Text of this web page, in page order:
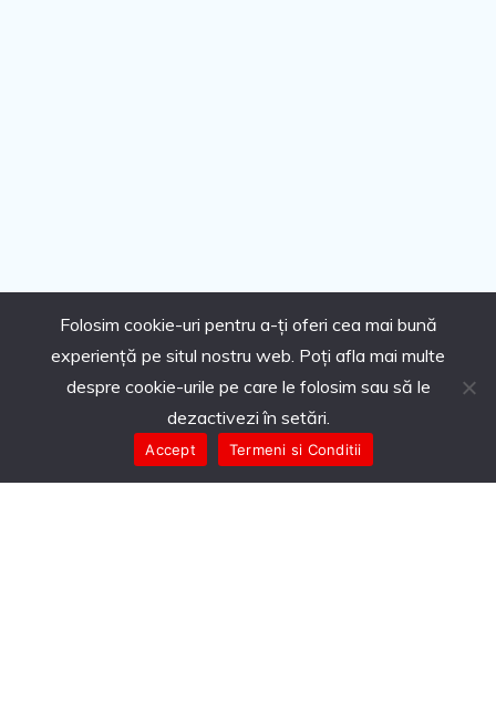
Folosim cookie-uri pentru a-ți oferi cea mai bună
experiență pe situl nostru web. Poți afla mai multe
despre cookie-urile pe care le folosim sau să le
dezactivezi în setări.
Accept Termeni si Conditii